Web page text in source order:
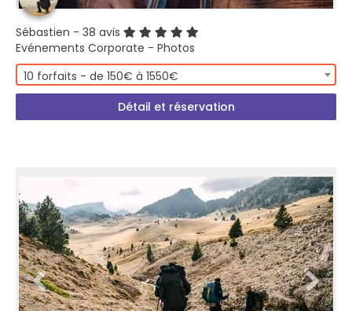
Sébastien - 38 avis
Evénements Corporate - Photos
10 forfaits - de 150€ à 1550€
Détail et réservation